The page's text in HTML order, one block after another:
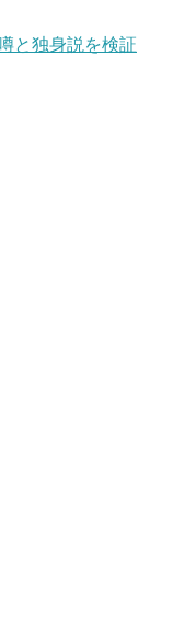
と独身説を検証